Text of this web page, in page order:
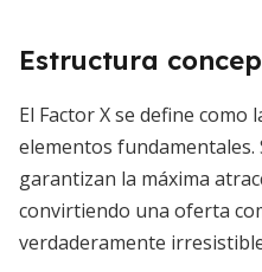
Estructura
El Factor X se define como
elementos
garantizan la máxima
convirtiendo una oferta
verdaderamente